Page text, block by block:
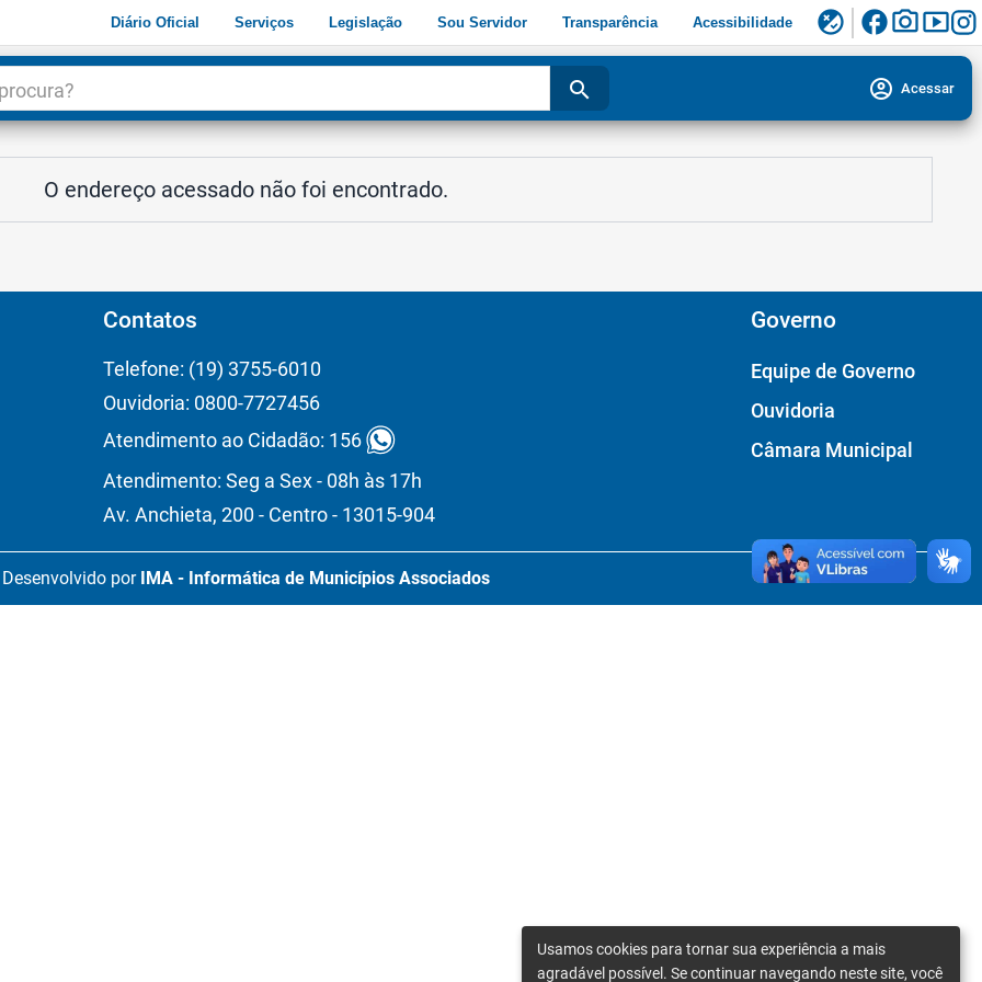
Diário Oficial Serviços Legislação Sou Servidor Transparência Acessibilidade flaky facebookphoto_camerasmart_display
search account_circle Acessar
O endereço acessado não foi encontrado.
Contatos
Telefone: (19) 3755-6010
Ouvidoria: 0800-7727456
Atendimento ao Cidadão: 156
Atendimento: Seg a Sex - 08h às 17h
Av. Anchieta, 200 - Centro - 13015-904
Governo
Equipe de Governo
Ouvidoria
Câmara Municipal
Desenvolvido por IMA - Informática de Municípios Associados
Usamos cookies para tornar sua experiência a mais
agradável possível. Se continuar navegando neste site, você